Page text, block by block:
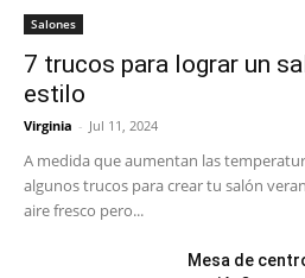
Salones
7 trucos para lograr un
estilo
Virginia - Jul 11, 2024
A medida que aumentan las
algunos trucos para crear tu salón
aire fresco pero...
Mesa de